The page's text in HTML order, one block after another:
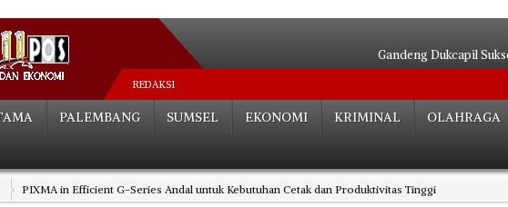
Gandeng Dukcapil
Ada
Pipa
Tugas
Serasa
Putusan
REDAKSI
PALEMBANG SUMSEL EKONOMI KRIMINAL OLAHRAGA
PIXMA in Efficient G-Series Andal untuk Kebutuhan Cetak dan Produktivitas Tinggi